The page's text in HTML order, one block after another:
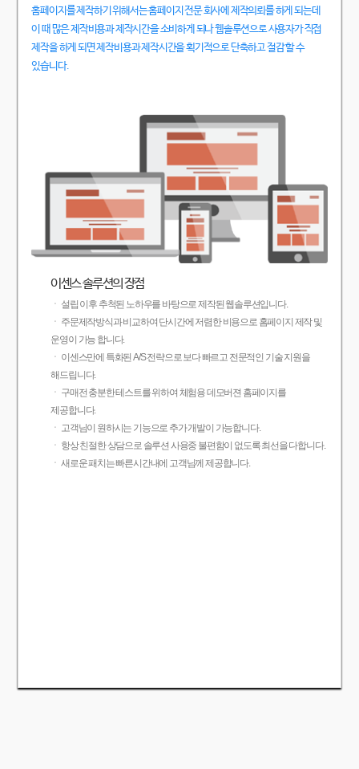
홈페이지를 제작하기 위해서는 홈페이지 전문 회사에 제작의뢰를 하게 되는데
이 때 많은 제작비용과 제작시간을 소비하게 되나 웹솔루션으로 사용자가 직접
제작을 하게 되면 제작비용과 제작시간을 획기적으로 단축하고 절감 할 수
있습니다.
이센스 솔루션의 장점
ㆍ 설립 이후 추척된 노하우를 바탕으로 제작된 웹솔루션입니다.
ㆍ 주문제작방식과 비교하여 단시간에 저렴한 비용으로 홈페이지 제작 및
운영이 가능 합니다.
ㆍ 이센스만에 특화된 A/S 전략으로 보다 빠르고 전문적인 기술 지원을
해드립니다.
ㆍ 구매전 충분한 테스트를 위하여 체험용 데모버젼 홈페이지를
제공합니다.
ㆍ 고객님이 원하시는 기능으로 추가 개발이 가능합니다.
ㆍ 항상 친절한 상담으로 솔루션 사용중 불편함이 없도록 최선을 다합니다.
ㆍ 새로운 패치는 빠른시간내에 고객님께 제공합니다.